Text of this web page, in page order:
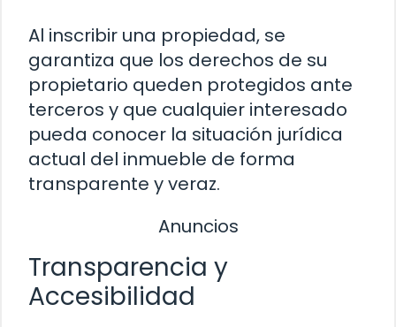
Al inscribir una propiedad, se
garantiza que los derechos de su
propietario queden protegidos ante
terceros y que cualquier interesado
pueda conocer la situación jurídica
actual del inmueble de forma
transparente y veraz.
Anuncios
Transparencia y
Accesibilidad